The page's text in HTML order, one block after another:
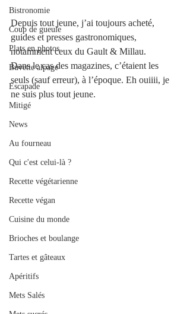
Bistronomie
Coup de gueule
Plats en photos
Buvette alpage
Escapade
Mitigé
News
Au fourneau
Qui c'est celui-là ?
Recette végétarienne
Recette végan
Cuisine du monde
Brioches et boulange
Tartes et gâteaux
Apéritifs
Mets Salés
Depuis tout jeune, j’ai toujours acheté,
guides et presses gastronomiques,
notamment ceux du Gault & Millau.
Dans le cas des magazines, c’étaient les
seuls (sauf erreur), à l’époque. Eh ouiiii, je
ne suis plus tout jeune.